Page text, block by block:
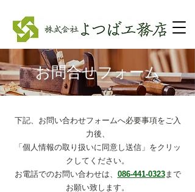
お問合せフォーム
下記、お問い合わせフォームへ必要事項をご入
力後、
「個人情報の取り扱いに同意し送信」をクリッ
クしてください。
お電話でのお問い合わせは、 086-441-0323まで
お願い致します。